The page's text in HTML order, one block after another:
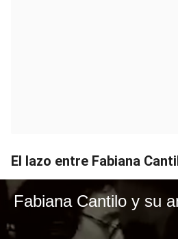
El lazo entre Fabiana